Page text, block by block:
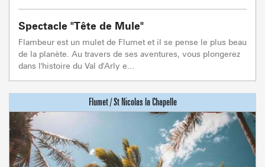
Spectacle "Tête de Mule"
Flambeur est un mulet de Flumet et il se pense le plus beau
de la planète. Au travers de ses aventures, vous plongerez
dans l'histoire du Val d'Arly e...